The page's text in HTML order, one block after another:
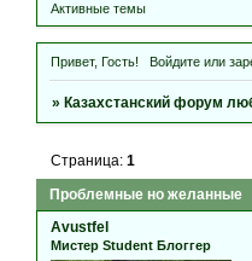
Активные темы
Привет, Гость! Войдитеили
»Казахстанский форум
Проблемные но желанные
Страница:1
Avustfel
Мистер Student Блоггер